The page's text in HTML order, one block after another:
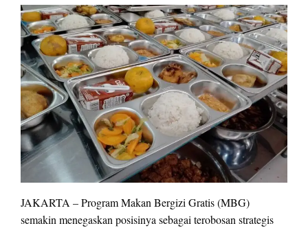
JAKARTA – Program Makan Bergizi Gratis (MBG)
semakin menegaskan posisinya sebagai terobosan strategis